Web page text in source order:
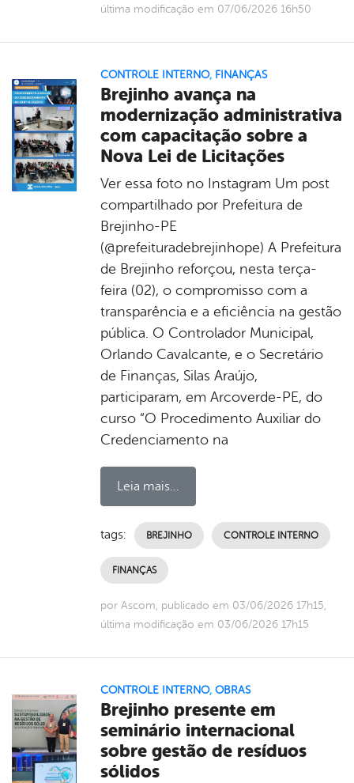
última modificação em 07/06/2026 16h50
CONTROLE INTERNO, FINANÇAS
Brejinho avança na
modernização administrativa
com capacitação sobre a
Nova Lei de Licitações
Ver essa foto no Instagram Um post
compartilhado por Prefeitura de
Brejinho-PE
(@prefeituradebrejinhope) A Prefeitura
de Brejinho reforçou, nesta terça-
feira (02), o compromisso com a
transparência e a eficiência na gestão
pública. O Controlador Municipal,
Orlando Cavalcante, e o Secretário
de Finanças, Silas Araújo,
participaram, em Arcoverde-PE, do
curso “O Procedimento Auxiliar do
Credenciamento na
Leia mais...
tags: BREJINHO CONTROLE INTERNO
FINANÇAS
por Ascom, publicado em 03/06/2026 17h15,
última modificação em 03/06/2026 17h15
CONTROLE INTERNO, OBRAS
Brejinho presente em
seminário internacional
sobre gestão de resíduos
sólidos